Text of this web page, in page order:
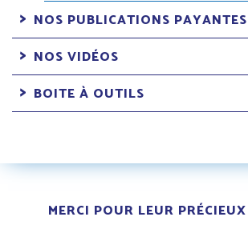
NOS PUBLICATIONS PAYANTES
NOS VIDÉOS
BOITE À OUTILS
MERCI POUR LEUR